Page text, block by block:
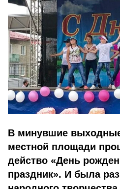
В минувшие
местной площади
действо «День
праздник». И была